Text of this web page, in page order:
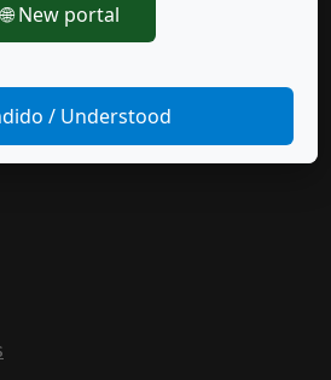
🌐 New portal
/ Understood